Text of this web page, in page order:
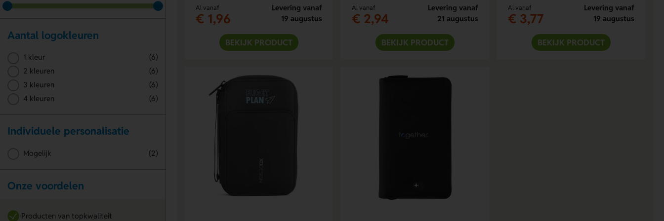
Al vanaf
€ 1,96
Levering vanaf
19 augustus
BEKIJK PRODUCT
Al vanaf
€ 2,94
Levering vanaf
21 augustus
BEKIJK PRODUCT
Al vanaf
€ 3,77
Levering vanaf
19 augustus
BEKIJK PRODUCT
Aantal logokleuren
1 kleur
(6)
2 kleuren
(6)
3 kleuren
(6)
4 kleuren
(6)
Individuele personalisatie
Mogelijk (2)
Onze voordelen
Producten van topkwaliteit